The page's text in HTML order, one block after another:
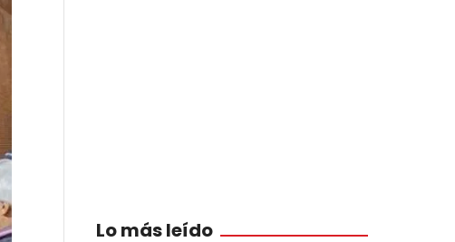
Lo más leído